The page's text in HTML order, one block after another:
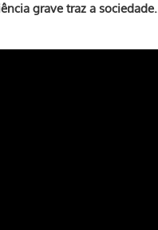
grave traz a sociedade.